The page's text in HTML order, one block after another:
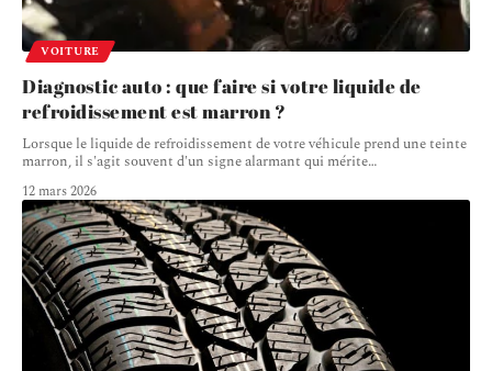
VOITURE
Diagnostic auto : que faire si votre liquide de
refroidissement est marron ?
Lorsque le liquide de refroidissement de votre véhicule prend une teinte
marron, il s'agit souvent d'un signe alarmant qui mérite…
12 mars 2026